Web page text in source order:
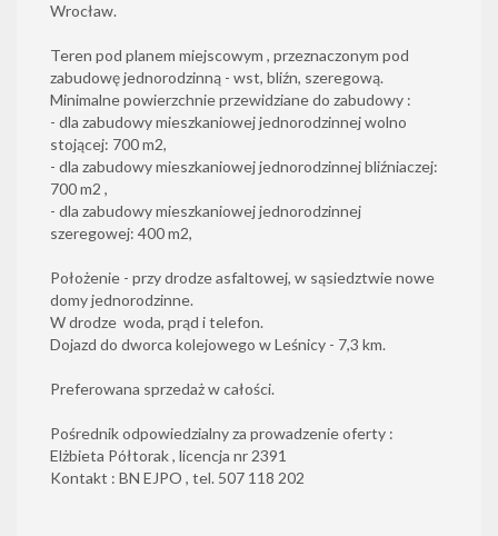
Wrocław.
Teren pod planem miejscowym , przeznaczonym pod
zabudowę jednorodzinną - wst, bliźn, szeregową.
Minimalne powierzchnie przewidziane do zabudowy :
- dla zabudowy mieszkaniowej jednorodzinnej wolno
stojącej: 700 m2,
- dla zabudowy mieszkaniowej jednorodzinnej bliźniaczej:
700 m2 ,
- dla zabudowy mieszkaniowej jednorodzinnej
szeregowej: 400 m2,
Położenie - przy drodze asfaltowej, w sąsiedztwie nowe
domy jednorodzinne.
W drodze woda, prąd i telefon.
Dojazd do dworca kolejowego w Leśnicy - 7,3 km.
Preferowana sprzedaż w całości.
Pośrednik odpowiedzialny za prowadzenie oferty :
Elżbieta Półtorak , licencja nr 2391
Kontakt : BN EJPO , tel. 507 118 202